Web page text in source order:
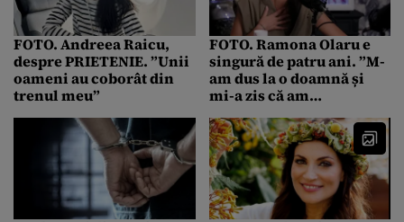
FOTO. Andreea Raicu,
despre PRIETENIE. ”Unii
oameni au coborât din
trenul meu”
FOTO. Ramona Olaru e
singură de patru ani. ”M-
am dus la o doamnă și
mi-a zis că am
o altă viață”